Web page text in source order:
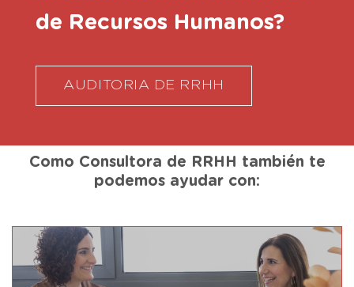
de Recursos Humanos?
AUDITORIA DE RRHH
Como Consultora de RRHH también te
podemos ayudar con: